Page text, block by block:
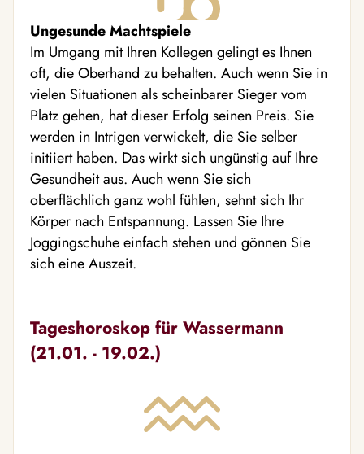
Ungesunde Machtspiele
Im Umgang mit Ihren Kollegen gelingt es Ihnen
oft, die Oberhand zu behalten. Auch wenn Sie in
vielen Situationen als scheinbarer Sieger vom
Platz gehen, hat dieser Erfolg seinen Preis. Sie
werden in Intrigen verwickelt, die Sie selber
initiiert haben. Das wirkt sich ungünstig auf Ihre
Gesundheit aus. Auch wenn Sie sich
oberflächlich ganz wohl fühlen, sehnt sich Ihr
Körper nach Entspannung. Lassen Sie Ihre
Joggingschuhe einfach stehen und gönnen Sie
sich eine Auszeit.
Tageshoroskop für Wassermann
(21.01. - 19.02.)